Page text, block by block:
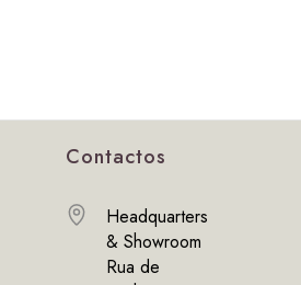
Contactos
Headquarters
& Showroom
Rua de